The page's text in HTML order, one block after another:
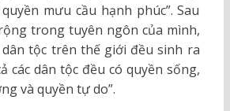
mưu cầu hạnh phúc”. Sau
trong tuyên ngôn của mình,
dân tộc trên thế giới đều sinh ra
các dân tộc đều có quyền sống,
và quyền tự do”.